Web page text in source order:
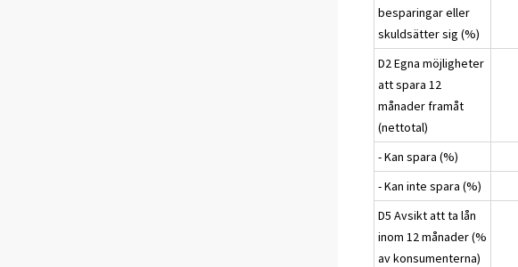
besparingar eller
skuldsätter sig (%)
D2 Egna möjligheter
att spara 12
månader framåt
(nettotal)
- Kan spara (%)
- Kan inte spara (%)
D5 Avsikt att ta lån
inom 12 månader (%
av konsumenterna)